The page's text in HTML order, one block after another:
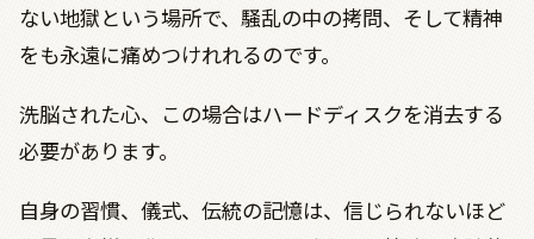
ない地獄という場所で、騒乱の中の拷問、そして精神
をも永遠に痛めつけれれるのです。
洗脳された心、この場合はハードディスクを消去する
必要があります。
自身の習慣、儀式、伝統の記憶は、信じられないほど